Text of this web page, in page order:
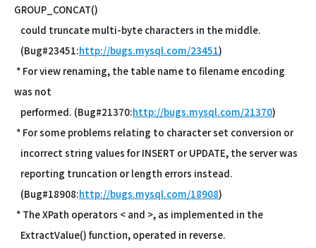
GROUP_CONCAT()
could truncate multi-byte characters in the middle.
(Bug#23451:http://bugs.mysql.com/23451)
* For view renaming, the table name to filename encoding
was not
performed. (Bug#21370:http://bugs.mysql.com/21370)
* For some problems relating to character set conversion or
incorrect string values for INSERT or UPDATE, the server was
reporting truncation or length errors instead.
(Bug#18908:http://bugs.mysql.com/18908)
* The XPath operators < and >, as implemented in the
ExtractValue() function, operated in reverse.